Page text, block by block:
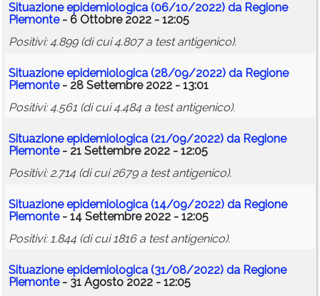
Situazione epidemiologica (06/10/2022) da Regione
Piemonte- 6 Ottobre 2022 - 12:05
Positivi: 4.899 (di cui 4.807 a test antigenico).
Situazione epidemiologica (28/09/2022) da Regione
Piemonte- 28 Settembre 2022 - 13:01
Positivi: 4.561 (di cui 4.484 a test antigenico).
Situazione epidemiologica (21/09/2022) da Regione
Piemonte- 21 Settembre 2022 - 12:05
Positivi: 2.714 (di cui 2679 a test antigenico).
Situazione epidemiologica (14/09/2022) da Regione
Piemonte- 14 Settembre 2022 - 12:05
Positivi: 1.844 (di cui 1816 a test antigenico).
Situazione epidemiologica (31/08/2022) da Regione
Piemonte- 31 Agosto 2022 - 12:05